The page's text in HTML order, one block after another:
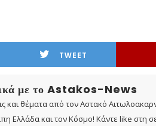
TWEET
με το Astakos-News
και θέματα από τον Αστακό
Ελλάδα και τον Κόσμο! Κάντε like στη